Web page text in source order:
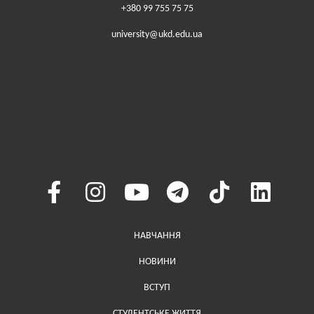
громадськістю+380 99 755 75 75
university@ukd.edu.ua
Меню у хедері
НАВЧАННЯ
НОВИНИ
ВСТУП